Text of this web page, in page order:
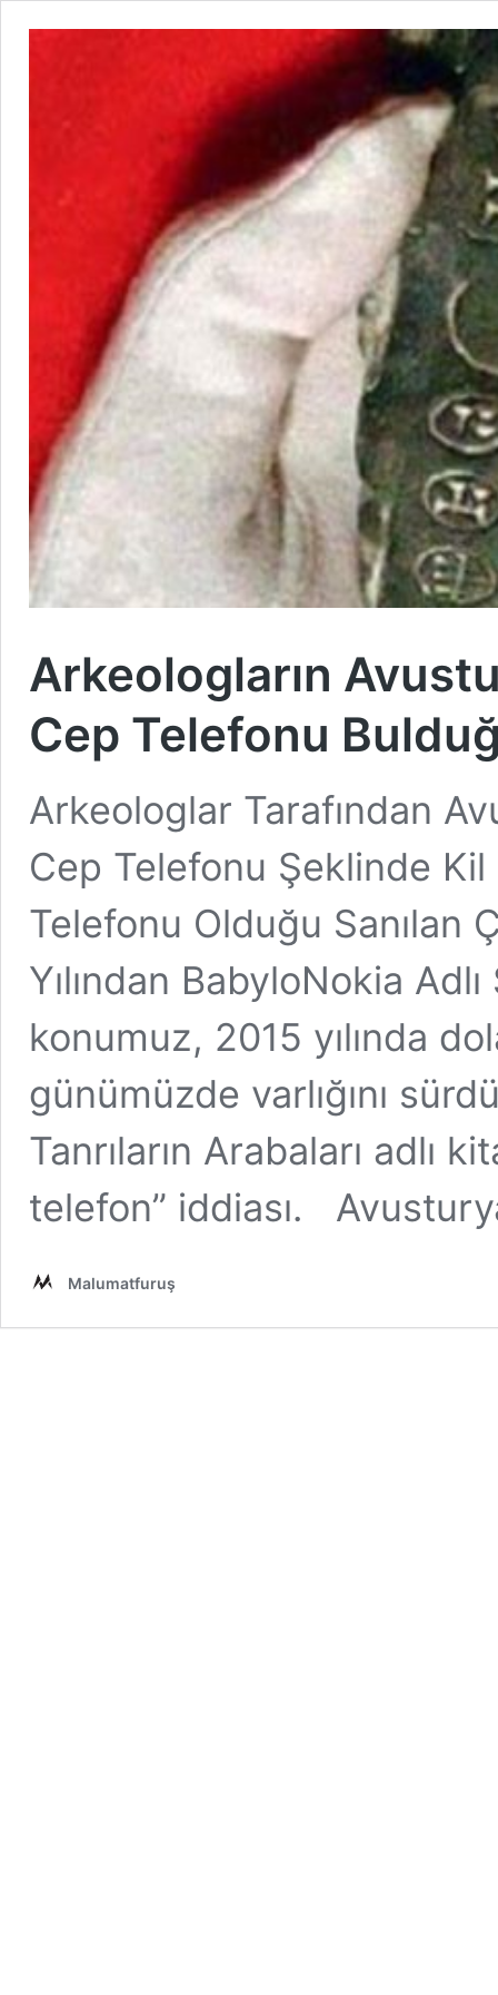
Arkeologların
Cep Telefonu
Arkeologlar Tarafından
Cep Telefonu Şeklinde
Telefonu Olduğu Sanılan
Yılından BabyloNokia
konumuz, 2015 yılında
günümüzde varlığını
Tanrıların Arabaları adlı
telefon” iddiası.
Malumatfuruş